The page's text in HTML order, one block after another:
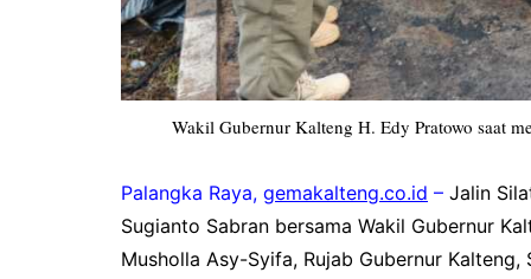
Wakil Gubernur Kalteng H. Edy Pratowo saat
Palangka Raya, gemakalteng.co.id – Jalin
Sugianto Sabran bersama Wakil Gubernur
Musholla Asy-Syifa, Rujab Gubernur